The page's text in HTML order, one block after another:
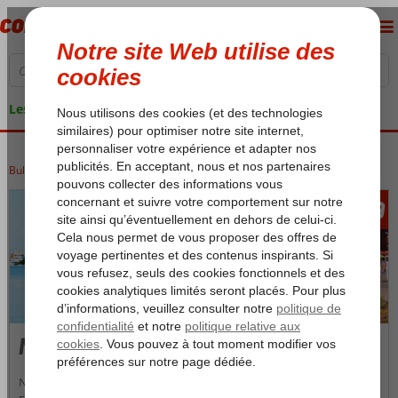
Les garanties de vacances
Bulgarie Mer Noire Nessebar
àpd 639
Nessebar
Nessebar est une ville côtière historique située près de Sunny Beach.